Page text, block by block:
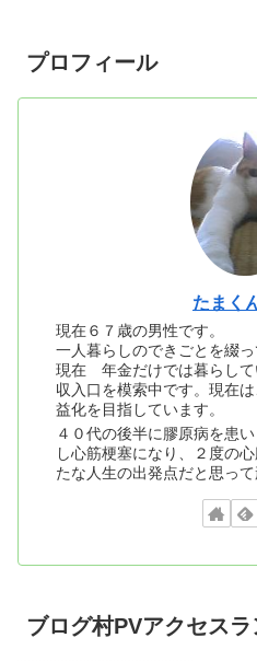
プロフィール
たまく
現在６７歳の男性です。
一人暮らしのできごとを綴っ
現在 年金だけでは暮らして
収入口を模索中です。現在
益化を目指しています。
４０代の後半に膠原病を患
し心筋梗塞になり、２度の
たな人生の出発点だと思って
ブログ村PVアクセス